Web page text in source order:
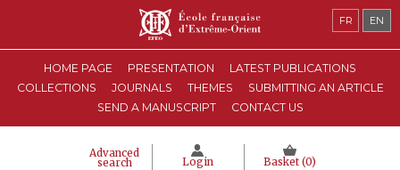
HOME PAGE PRESENTATION
LATEST PUBLICATIONS
COLLECTIONS
JOURNALS THEMES
SUBMITTING AN ARTICLE
SEND A MANUSCRIPT
CONTACT US
Advanced
search Login Basket (0)
FR EN